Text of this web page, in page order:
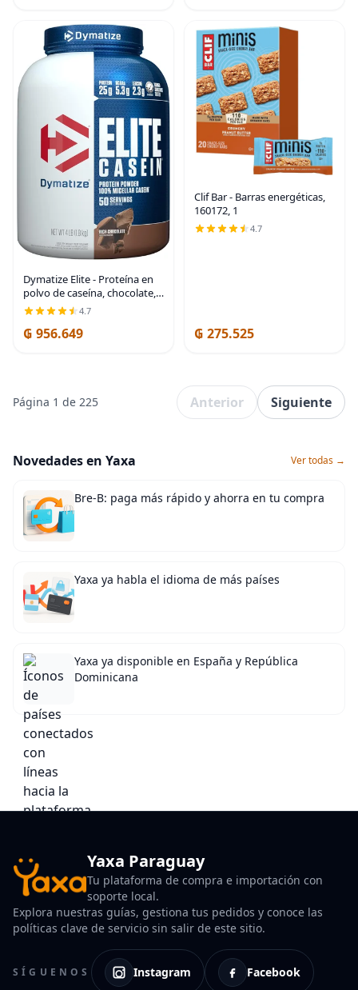
Dymatize Elite - Proteína en
polvo de caseína, chocolate,
100% caseína micelar, 25g de
proteína, 5.4g de BCAA, 2.3g
de leucina, absorción lenta
4.7
₲ 956.649
Clif Bar - Barras energéticas,
160172, 1
4.7
₲ 275.525
Página 1 de 225 Anterior Siguiente
Novedades en Yaxa Ver todas →
Bre-B: paga más rápido y ahorra en tu compra
Yaxa ya habla el idioma de más países
Yaxa ya disponible en España y República
Dominicana
Yaxa Paraguay
Tu plataforma de compra e importación con
soporte local.
Explora nuestras guías, gestiona tus pedidos y conoce las
políticas clave de servicio sin salir de este sitio.
SÍGUENOS Instagram Facebook